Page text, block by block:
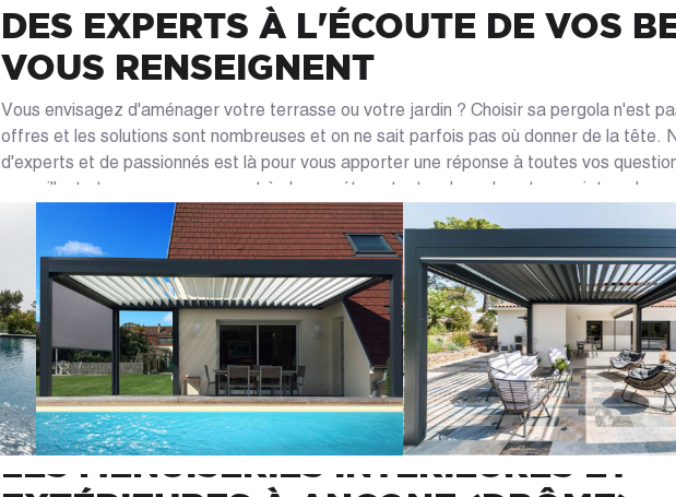
DES EXPERTS À L'ÉCOUTE DE VOS
VOUS RENSEIGNENT
Vous envisagez d'aménager votre terrasse ou votre jardin ? Choisir sa pergola n'est
offres et les solutions sont nombreuses et on ne sait parfois pas où donner de la tête.
d'experts et de passionnés est là pour vous apporter une réponse à toutes vos
conseillant et vous accompagnant à chaque étape tout au long de votre projet sur les
pergolas à choisir, leurs formes, tailles et matières, les types de toits comme les toiles
tendues, les lames orientables pour pergola bioclimatique ou encore les plaques
possibles selon l'espace que vous souhaitez aménager. Que vous projetiez de faire une
centre de votre jardin, sur votre terrasse, ou adossée à votre façade, nos experts et
vous apportent la réponse la plus adaptée à votre exigence. Bénéficiez dès
complet gratuit de votre pergola sur mesure, établi par nos professionnels, pour la
votre projet.
CASÉO : VOTRE MAGASIN
LES MENUISERIES INTÉRIEURES ET